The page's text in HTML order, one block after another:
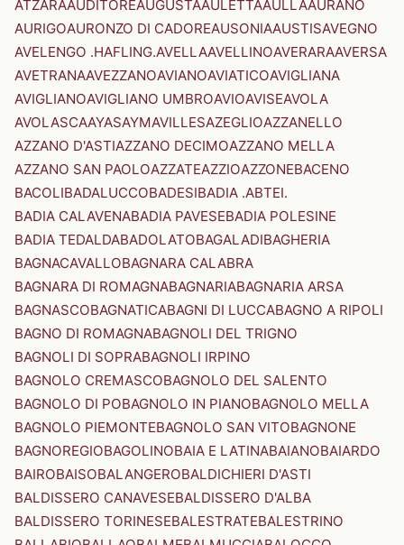
ATZARAAUDITOREAUGUSTAAULETTAAULLAAURANO
AURIGOAURONZO DI CADOREAUSONIAAUSTISAVEGNO
AVELENGO .HAFLING.AVELLAAVELLINOAVERARAAVERSA
AVETRANAAVEZZANOAVIANOAVIATICOAVIGLIANA
AVIGLIANOAVIGLIANO UMBROAVIOAVISEAVOLA
AVOLASCAAYASAYMAVILLESAZEGLIOAZZANELLO
AZZANO D'ASTIAZZANO DECIMOAZZANO MELLA
AZZANO SAN PAOLOAZZATEAZZIOAZZONEBACENO
BACOLIBADALUCCOBADESIBADIA .ABTEI.
BADIA CALAVENABADIA PAVESEBADIA POLESINE
BADIA TEDALDABADOLATOBAGALADIBAGHERIA
BAGNACAVALLOBAGNARA CALABRA
BAGNARA DI ROMAGNABAGNARIABAGNARIA ARSA
BAGNASCOBAGNATICABAGNI DI LUCCABAGNO A RIPOLI
BAGNO DI ROMAGNABAGNOLI DEL TRIGNO
BAGNOLI DI SOPRABAGNOLI IRPINO
BAGNOLO CREMASCOBAGNOLO DEL SALENTO
BAGNOLO DI POBAGNOLO IN PIANOBAGNOLO MELLA
BAGNOLO PIEMONTEBAGNOLO SAN VITOBAGNONE
BAGNOREGIOBAGOLINOBAIA E LATINABAIANOBAIARDO
BAIROBAISOBALANGEROBALDICHIERI D'ASTI
BALDISSERO CANAVESEBALDISSERO D'ALBA
BALDISSERO TORINESEBALESTRATEBALESTRINO